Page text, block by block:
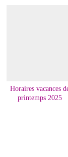
Horaires vacances
printemps 2025